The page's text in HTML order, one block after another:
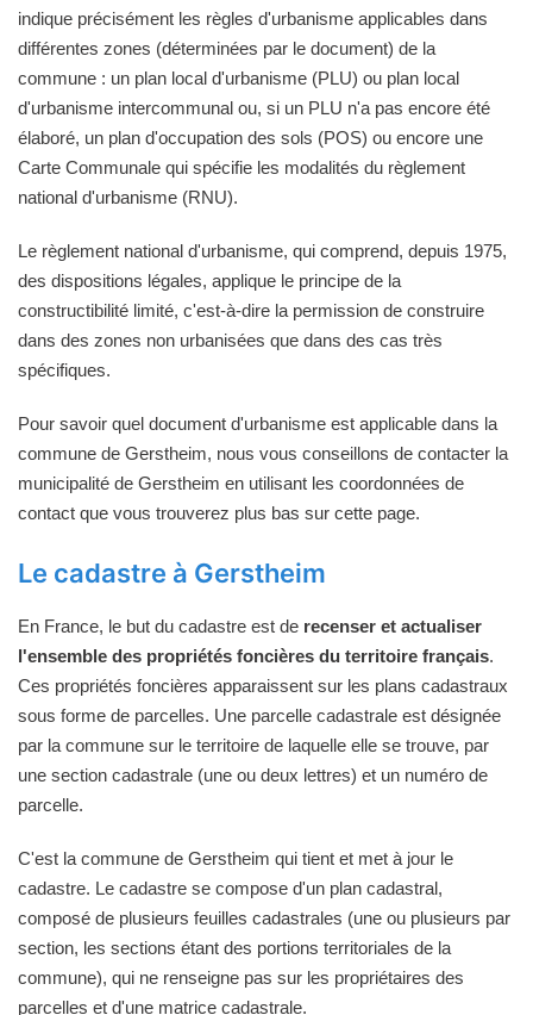
indique précisément les règles d'urbanisme applicables dans
différentes zones (déterminées par le document) de la
commune : un plan local d'urbanisme (PLU) ou plan local
d'urbanisme intercommunal ou, si un PLU n'a pas encore été
élaboré, un plan d'occupation des sols (POS) ou encore une
Carte Communale qui spécifie les modalités du règlement
national d'urbanisme (RNU).
Le règlement national d'urbanisme, qui comprend, depuis 1975,
des dispositions légales, applique le principe de la
constructibilité limité, c'est-à-dire la permission de construire
dans des zones non urbanisées que dans des cas très
spécifiques.
Pour savoir quel document d'urbanisme est applicable dans la
commune de Gerstheim, nous vous conseillons de contacter la
municipalité de Gerstheim en utilisant les coordonnées de
contact que vous trouverez plus bas sur cette page.
Le cadastre à Gerstheim
En France, le but du cadastre est de recenser et actualiser
l'ensemble des propriétés foncières du territoire français.
Ces propriétés foncières apparaissent sur les plans cadastraux
sous forme de parcelles. Une parcelle cadastrale est désignée
par la commune sur le territoire de laquelle elle se trouve, par
une section cadastrale (une ou deux lettres) et un numéro de
parcelle.
C'est la commune de Gerstheim qui tient et met à jour le
cadastre. Le cadastre se compose d'un plan cadastral,
composé de plusieurs feuilles cadastrales (une ou plusieurs par
section, les sections étant des portions territoriales de la
commune), qui ne renseigne pas sur les propriétaires des
parcelles et d'une matrice cadastrale.